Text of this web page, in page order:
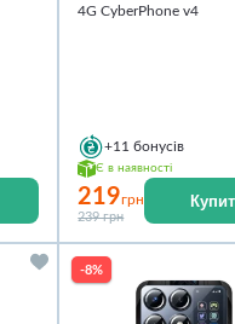
4G CyberPhone v4
+11 бонусів
Є в наявності
219грн
239 грн
-8%